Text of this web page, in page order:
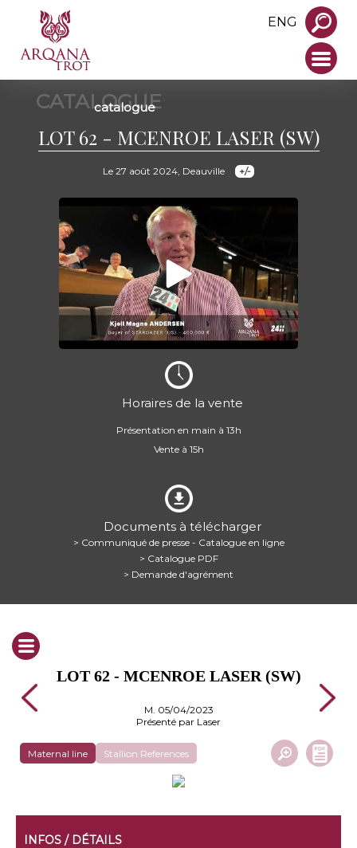
ENG
CATALOGUE
catalogue
LOT 62 - MCENROE LASER (SW)
Le 27 août 2024, Deauville
Horaires de la vente
Présentation en main à 13h
Vente à 15h
Documents à télécharger
> Communiqué de presse - Catalogue en ligne
> Catalogue PDF
> Demande d'agrément
LOT 62 - MCENROE LASER (SW)
M. 05/04/2023
Présenté par Laser
Maternal line Stallion References
INFOS / DÉTAILS